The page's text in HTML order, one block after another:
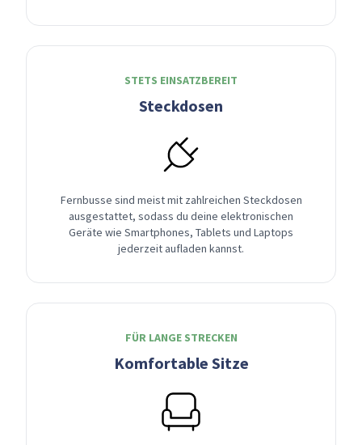
STETS EINSATZBEREIT
Steckdosen
Fernbusse sind meist mit zahlreichen Steckdosen
ausgestattet, sodass du deine elektronischen
Geräte wie Smartphones, Tablets und Laptops
jederzeit aufladen kannst.
FÜR LANGE STRECKEN
Komfortable Sitze